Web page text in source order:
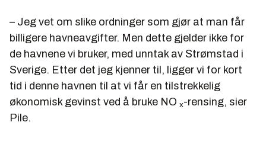
– Jeg vet om slike ordninger som gjør at man får
billigere havneavgifter. Men dette gjelder ikke for
de havnene vi bruker, med unntak av Strømstad i
Sverige. Etter det jeg kjenner til, ligger vi for kort
tid i denne havnen til at vi får en tilstrekkelig
økonomisk gevinst ved å bruke NO x-rensing, sier
Pile.